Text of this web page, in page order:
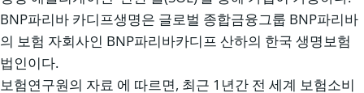
BNP파리바 카디프생명은 글로벌 종합금융그룹 BNP파리바
의 보험 자회사인 BNP파리바카디프 산하의 한국 생명보험
법인이다.
보험연구원의 자료 에 따르면, 최근 1년간 전 세계 보험소비